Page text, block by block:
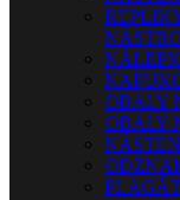
OBALY
OBALY